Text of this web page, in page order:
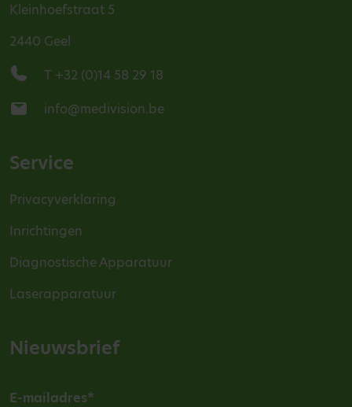
Kleinhoefstraat 5
2440 Geel
T +32 (0)14 58 29 18
info@medivision.be
Service
Privacyverklaring
Inrichtingen
Diagnostische Apparatuur
Laserapparatuur
Nieuwsbrief
E-mailadres*